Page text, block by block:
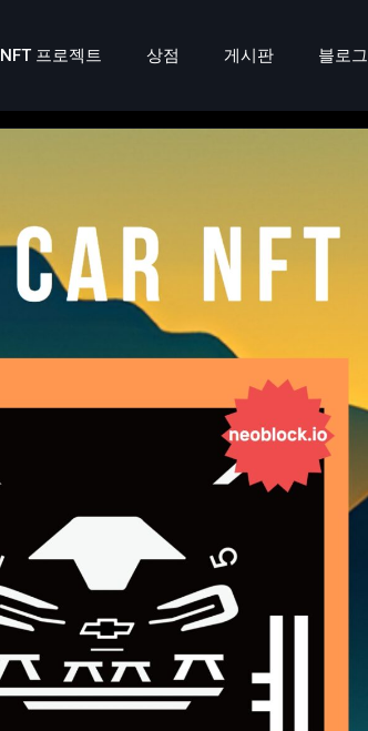
NFT 프로젝트 상점 게시판 블로그